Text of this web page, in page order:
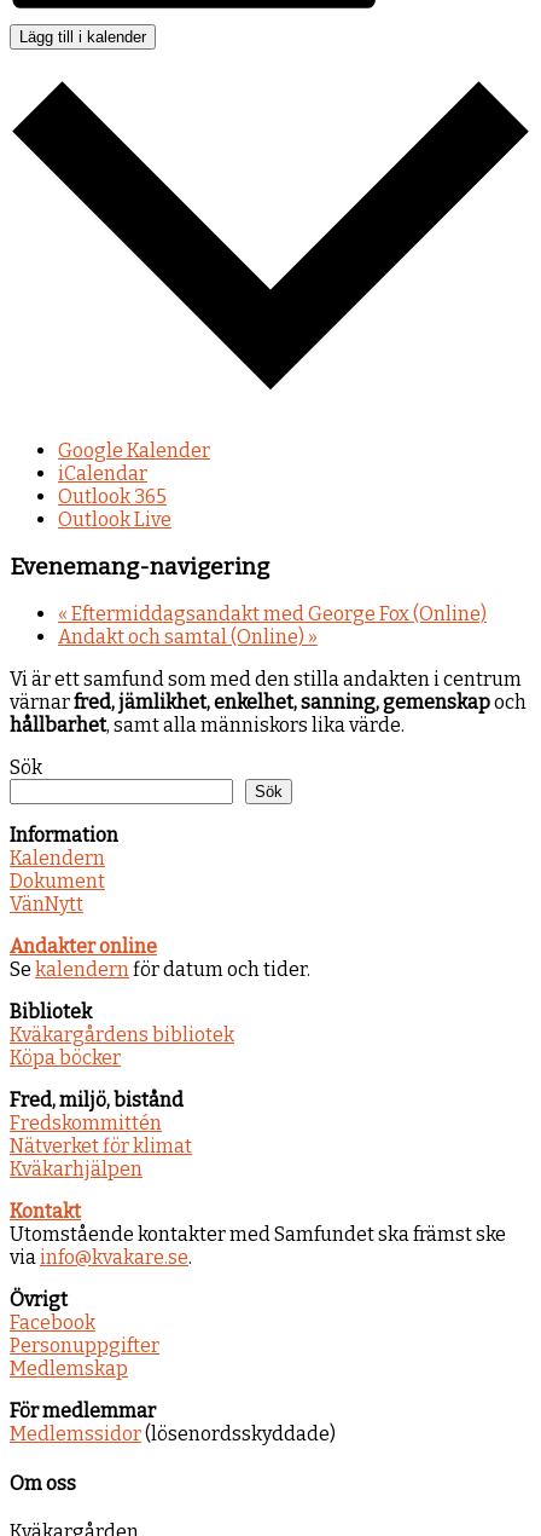
Lägg till i kalender
Google Kalender
iCalendar
Outlook 365
Outlook Live
Evenemang-navigering
« Eftermiddagsandakt med George Fox (Online)
Andakt och samtal (Online) »
Vi är ett samfund som med den stilla andakten i centrum
värnarfred, jämlikhet, enkelhet, sanning, gemenskapoch
hållbarhet, samt alla människors lika värde.
Sök
Sök
Information
Kalendern
Dokument
VänNytt
Andakter online
Se kalendernför datum och tider.
Bibliotek
Kväkargårdens bibliotek
Köpa böcker
Fred, miljö, bistånd
Fredskommittén
Nätverket för klimat
Kväkarhjälpen
Kontakt
Utomstående kontakter med Samfundet ska främst ske
viainfo@kvakare.se.
Övrigt
Facebook
Personuppgifter
Medlemskap
För medlemmar
Medlemssidor(lösenordsskyddade)
Om oss